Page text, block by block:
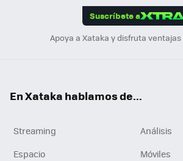
Suscríbete a
Apoya a Xataka y disfruta
En Xataka hablamos de...
Streaming
Análisis
Espacio
Móviles